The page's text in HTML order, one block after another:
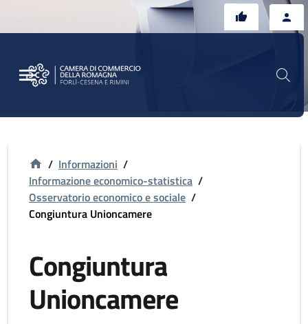
/ Informazioni /
Informazione economico-statistica /
Osservatorio economico e sociale /
Congiuntura Unioncamere
Congiuntura
Unioncamere